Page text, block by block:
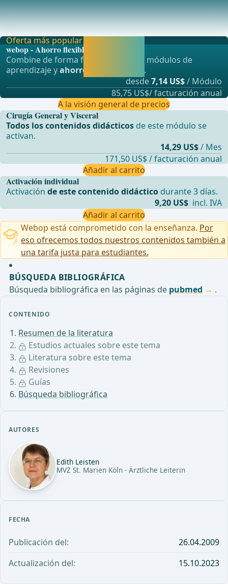
CONTENIDO
Resumen de la literatura
Estudios actuales sobre este tema
Literatura sobre este tema
Revisiones
Guías
Búsqueda bibliográfica
AUTORES
Edith Leisten
MVZ St. Marien Köln - Ärztliche Leiterin
FECHA
Publicación del:
26.04.2009
Actualización del:
15.10.2023
Investigación del manejo médico para prevenir episodios
de diverticulitis (IMPEDE) EnsayoEnsayo de
Activación individual
Activaciónde este contenido didáctico durante 3 días.
9,20 US$ incl. IVA
Añadir al carrito
Oferta más popular
webop - Ahorro flexible
Combine de forma flexible nuestros módulos de
aprendizaje yahorre hasta un 50% .
desde7,14 US$/ Módulo
85,75 US$/ facturación anual
A la visión general de precios
Cirugía General y Visceral
Todos los contenidos didácticos de este módulo se
activan.
14,29 US$/ Mes
171,50 US$ / facturación anual
Añadir al carrito
Webop está comprometido con la enseñanza. Por
eso ofrecemos todos nuestros contenidos también a
una tarifa justa para estudiantes.
BÚSQUEDA BIBLIOGRÁFICA
Búsqueda bibliográfica en las páginas de pubmed .